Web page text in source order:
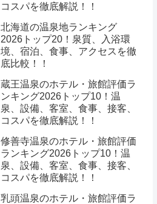
コスパを徹底解説！！
北海道の温泉地ランキング
2026トップ20！泉質、入浴環
境、宿泊、食事、アクセスを徹
底比較！！
蔵王温泉のホテル・旅館評価ラ
ンキング2026トップ10！温
泉、設備、客室、食事、接客、
コスパを徹底解説！！
修善寺温泉のホテル・旅館評価
ランキング2026トップ10！温
泉、設備、客室、食事、接客、
コスパを徹底解説！！
乳頭温泉のホテル・旅館評価ラ